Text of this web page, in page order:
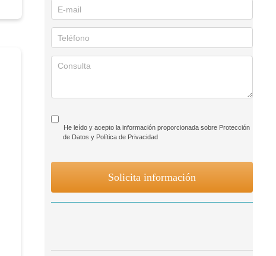
He leído y acepto la información proporcionada sobre Protección
de Datos y Política de Privacidad
Solicita información